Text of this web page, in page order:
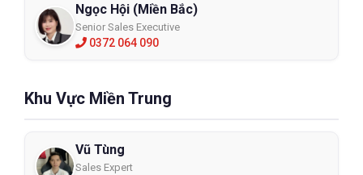
Ngọc Hội (Miền Bắc)
Senior Sales Executive
0372 064 090
Khu Vực Miền Trung
Vũ Tùng
Sales Expert